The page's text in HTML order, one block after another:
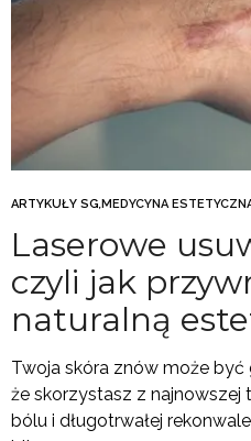
ARTYKUŁY SG,MEDYCYNA
Laserowe
czyli jak
naturalną
Twoja skóra znów może być
że skorzystasz z najnowszej
bólu i długotrwałej